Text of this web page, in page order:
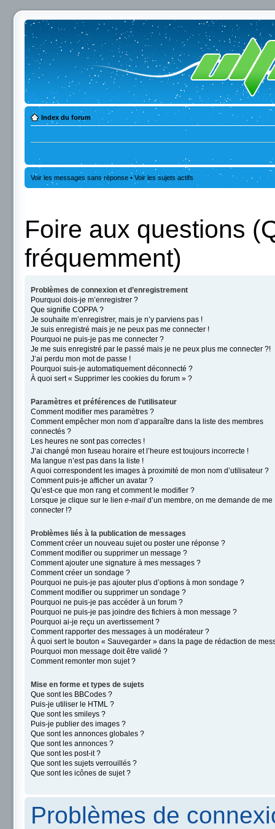
Index du forum
Voir les messages sans réponse • Voir les sujets actifs
Foire aux questions
fréquemment)
Problèmes de connexion et d’enregistrement
Pourquoi dois-je m’enregistrer ?
Que signifie COPPA ?
Je souhaite m’enregistrer, mais je n’y parviens pas !
Je suis enregistré mais je ne peux pas me connecter !
Pourquoi ne puis-je pas me connecter ?
Je me suis enregistré par le passé mais je ne peux plus me connecter ?!
J’ai perdu mon mot de passe !
Pourquoi suis-je automatiquement déconnecté ?
À quoi sert « Supprimer les cookies du forum » ?
Paramètres et préférences de l’utilisateur
Comment modifier mes paramètres ?
Comment empêcher mon nom d’apparaître dans la liste des membres
connectés ?
Les heures ne sont pas correctes !
J’ai changé mon fuseau horaire et l’heure est toujours incorrecte !
Ma langue n’est pas dans la liste !
A quoi correspondent les images à proximité de mon nom d’utilisateur ?
Comment puis-je afficher un avatar ?
Qu’est-ce que mon rang et comment le modifier ?
Lorsque je clique sur le lien e-mail d’un membre, on me demande de me
connecter !?
Problèmes liés à la publication de messages
Comment créer un nouveau sujet ou poster une réponse ?
Comment modifier ou supprimer un message ?
Comment ajouter une signature à mes messages ?
Comment créer un sondage ?
Pourquoi ne puis-je pas ajouter plus d’options à mon sondage ?
Comment modifier ou supprimer un sondage ?
Pourquoi ne puis-je pas accéder à un forum ?
Pourquoi ne puis-je pas joindre des fichiers à mon message ?
Pourquoi ai-je reçu un avertissement ?
Comment rapporter des messages à un modérateur ?
À quoi sert le bouton « Sauvegarder » dans la page de rédaction de
Pourquoi mon message doit être validé ?
Comment remonter mon sujet ?
Mise en forme et types de sujets
Que sont les BBCodes ?
Puis-je utiliser le HTML ?
Que sont les smileys ?
Puis-je publier des images ?
Que sont les annonces globales ?
Que sont les annonces ?
Que sont les post-it ?
Que sont les sujets verrouillés ?
Que sont les icônes de sujet ?
Problèmes de